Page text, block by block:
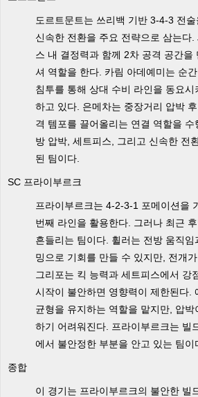
도르트문트는 쓰리백 기반 3-4-3 전
신속한 전환을 주요 전략으로 삼는다
스 내 결정력과 함께 2차 공격 공간을
셔 역할을 한다. 카림 아데예미는 순
침투를 통해 상대 수비 라인을 동요
하고 있다. 은메차는 중장거리 압박
격 템포를 끌어올리는 연결 역할을
방 압박, 세트피스, 그리고 신속한 전
된 팀이다.
SC 프라이부르크
프라이부르크는 4-2-3-1 포메이션을
번째 라인을 활용한다. 그러나 최근
흔들리는 팀이다. 휠러는 전방 움직
밍으로 기회를 만들 수 있지만, 전개
그리포는 킥 능력과 세트피스에서 강
시작이 불안하면 영향력이 제한된다.
균형을 유지하는 역할을 맡지만, 압
하기 어려워진다. 프라이부르크는 빌
에서 불안정한 부분을 안고 있는 팀이
종합
이 경기는 프라이부르크의 불안한 빌